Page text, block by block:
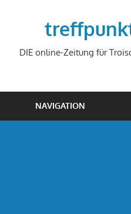
DIE online-Zeitung für
NAVIGATION